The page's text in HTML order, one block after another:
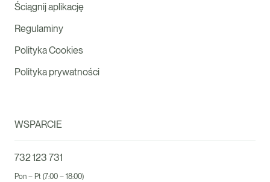
Ściągnij aplikację
Regulaminy
Polityka Cookies
Polityka prywatności
WSPARCIE
732 123 731
Pon – Pt (7:00 – 18:00)